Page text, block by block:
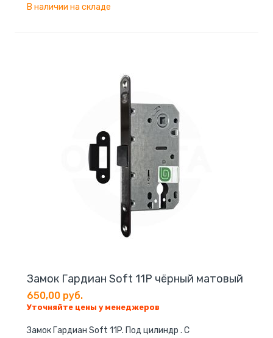
В наличии на складе
Замок Гардиан Soft 11P чёрный матовый
650,00 руб.
Уточняйте цены у менеджеров
Замок Гардиан Soft 11P. Под цилиндр . С